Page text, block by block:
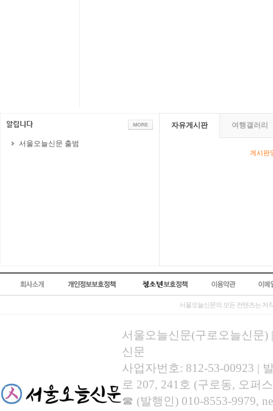
서울오늘신문 출범
자유게시판 여행갤러리
게시판
서울오늘신문의 모든 컨텐츠는 저
서울오늘신문(구로오늘신문)
신문
사업자번호: 812-53-00923 |
로 207, 241호 (구로동, 오퍼
☎ (발행인) 010-8553-9979,